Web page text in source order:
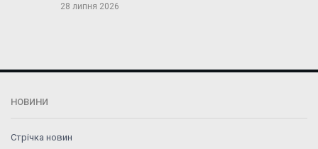
28 липня 2026
НОВИНИ
Стрічка новин